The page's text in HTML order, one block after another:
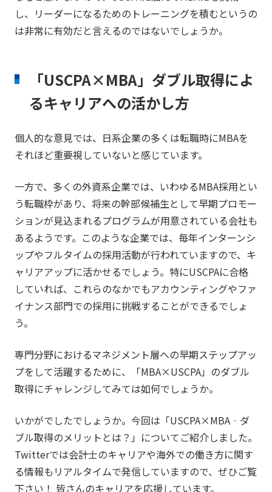
し、リーダーになるためのトレーニングを積むというの
は非常に有効だと言えるのではないでしょうか。
「USCPA×MBA」ダブル取得によ
るキャリアへの活かし方
個人的な意見では、日系企業の多くは転職時にMBAを
それほど重要視していないと感じています。
一方で、多くの外資系企業では、いわゆるMBA採用とい
う転職枠があり、将来の幹部候補生として早期プロモー
ションが見込まれるプログラムが用意されている会社も
あるようです。このような企業では、毎年インターンシ
ップやフルタイムの採用活動が行われていますので、キ
ャリアアップに活かせるでしょう。特にUSCPAに合格
していれば、これらのなかでもアカウンティングやファ
イナンス部門での採用に挑戦することができるでしょ
う。
専門分野におけるマネジメント層への早期ステップアッ
プをして活躍するために、「MBA×USCPA」のダブル
取得にチャレンジしてみては如何でしょうか。
いかがでしたでしょうか。今回は「USCPA×MBA‐ダ
ブル取得のメリットとは？」についてご紹介しました。
Twitterでは会計士のキャリアや海外での働き方に関す
る情報もリアルタイムで発信していますので、ぜひご覧
下さい！ 皆さんのキャリアを応援しています。